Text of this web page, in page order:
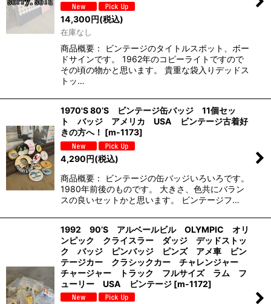
14,300円(税込)
在庫なし
商品概要： ビンテージのタイトルスポット、ボー
ドサインです。 1962年のコピーライトですので
その頃の物かと思います。 貴重な袋入りデッドス
トッ…
1970'S 80’S ビンテージ缶バッジ 11個セッ
ト バッジ アメリカ USA ビンテージ古着好
きの方へ！ [m-1173]
4,290円(税込)
商品概要： ビンテージの缶バッジいろいろです。
1980年前後のものです。 大きさ、色共にバラン
スの良いセットかと思います。 ビンテージフ…
1992 90’S アルベールビル OLYMPIC オリ
ンピック クライスラー ダッジ デッドストッ
ク バッジ ピンバッジ ピンズ アメ車 ビン
テージカー クラシックカー チャレンジャー
チャージャー トラック フルサイズ ラム フ
ューリー USA ビンテージ [m-1172]